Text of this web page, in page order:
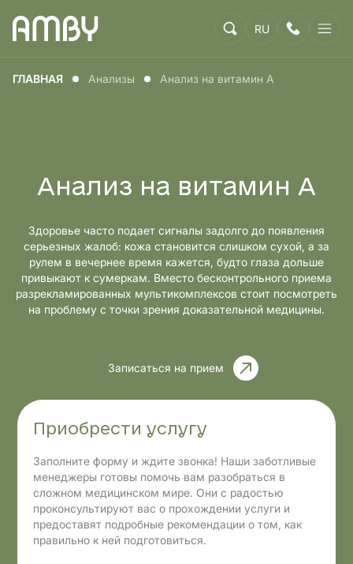
RU
ГЛАВНАЯ Анализы Анализ на витамин А
Анализ на витамин А
Здоровье часто подает сигналы задолго до появления
серьезных жалоб: кожа становится слишком сухой, а за
рулем в вечернее время кажется, будто глаза дольше
привыкают к сумеркам. Вместо бесконтрольного приема
разрекламированных мультикомплексов стоит посмотреть
на проблему с точки зрения доказательной медицины.
Записаться на прием
Приобрести услугу
Заполните форму и ждите звонка! Наши заботливые
менеджеры готовы помочь вам разобраться в
сложном медицинском мире. Они с радостью
проконсультируют вас о прохождении услуги и
предоставят подробные рекомендации о том, как
правильно к ней подготовиться.